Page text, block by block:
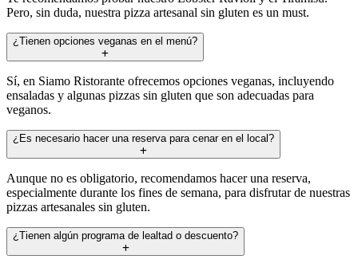
Pero, sin duda, nuestra pizza artesanal sin gluten es un must.
¿Tienen opciones veganas en el menú?
Sí, en Siamo Ristorante ofrecemos opciones veganas, incluyendo
ensaladas y algunas pizzas sin gluten que son adecuadas para
veganos.
¿Es necesario hacer una reserva para cenar en el local?
Aunque no es obligatorio, recomendamos hacer una reserva,
especialmente durante los fines de semana, para disfrutar de nuestras
pizzas artesanales sin gluten.
¿Tienen algún programa de lealtad o descuento?